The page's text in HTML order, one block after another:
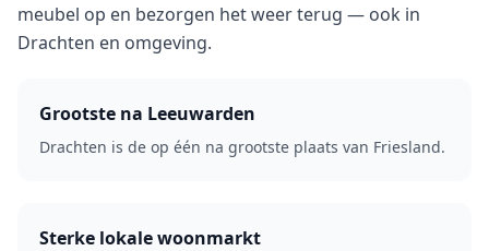
meubel op en bezorgen het weer terug — ook in
Drachten en omgeving.
Grootste na Leeuwarden
Drachten is de op één na grootste plaats van Friesland.
Sterke lokale woonmarkt